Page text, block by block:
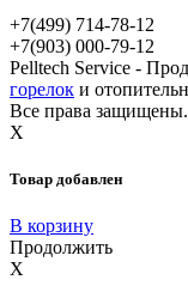
+7(499) 714-78-12
+7(903) 000-79-12
Pelltech Service -
горелок и
Все права защищены.
X
Товар добавлен
В корзину
Продолжить
X